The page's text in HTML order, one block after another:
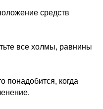
средств
все холмы, равнины
понадобится, когда